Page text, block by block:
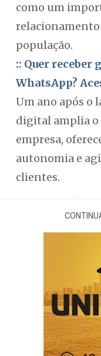
como um
relacionamento
população.
:: Quer
WhatsApp?
Um ano após o
digital amplia o
empresa,
autonomia e
clientes.